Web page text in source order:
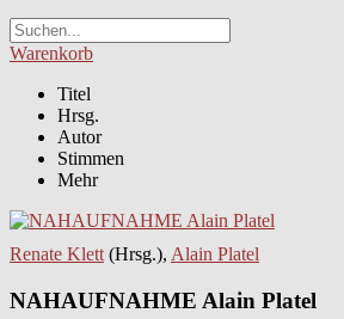
Warenkorb
Titel
Hrsg.
Autor
Stimmen
Mehr
Renate Klett (Hrsg.), Alain Platel
NAHAUFNAHME Alain Platel